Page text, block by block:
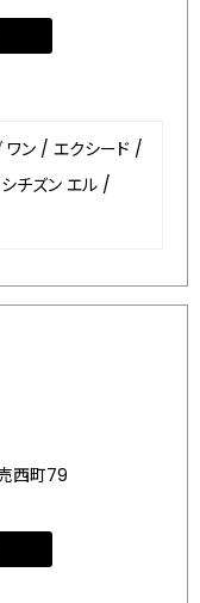
ワン / エクシード /
シチズン エル /
西町79